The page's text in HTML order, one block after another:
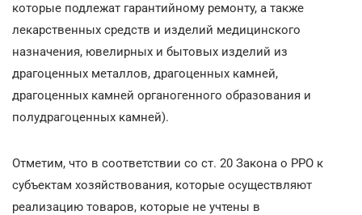
которые подлежат гарантийному ремонту, а также
лекарственных средств и изделий медицинского
назначения, ювелирных и бытовых изделий из
драгоценных металлов, драгоценных камней,
драгоценных камней органогенного образования и
полудрагоценных камней).
Отметим, что в соответствии со ст. 20 Закона о РРО к
субъектам хозяйствования, которые осуществляют
реализацию товаров, которые не учтены в